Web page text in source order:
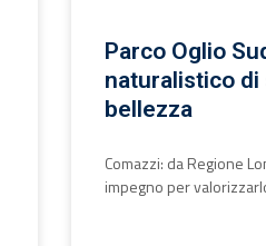
Parco Oglio
naturalistico
bellezza
Comazzi: da Regione
impegno per